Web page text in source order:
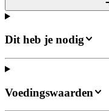
Dit heb je nodig
Voedingswaarden